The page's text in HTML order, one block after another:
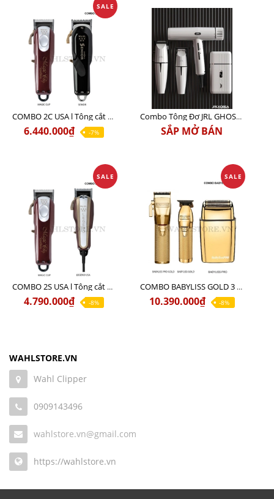
SALE
COMBO 2C USA l Tông cắt Senior + Tông cắt Magic clip
6.440.000₫ -7%
Combo Tông Đơ JRL GHOST 3 Limited Edition Chính Hãng USA
SẮP MỞ BÁN
SALE
COMBO 2S USA l Tông cắt LEGEND USA CÓ DÂY 220V + Tông pin MAGIC CLIP
4.790.000₫ -8%
SALE
COMBO BABYLISS GOLD 3 cao cấp chính hãng
10.390.000₫ -8%
WAHLSTORE.VN
Wahl Clipper
0909143496
wahlstore.vn@gmail.com
https://wahlstore.vn